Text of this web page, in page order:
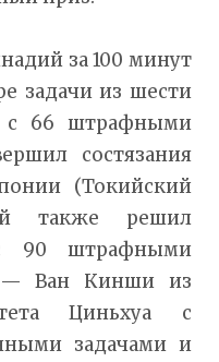
за 100 минут
задачи из шести
с 66 штрафными
состязания
(Токийский
также решил
90 штрафными
— Ван Кинши из
Циньхуа с
задачами и